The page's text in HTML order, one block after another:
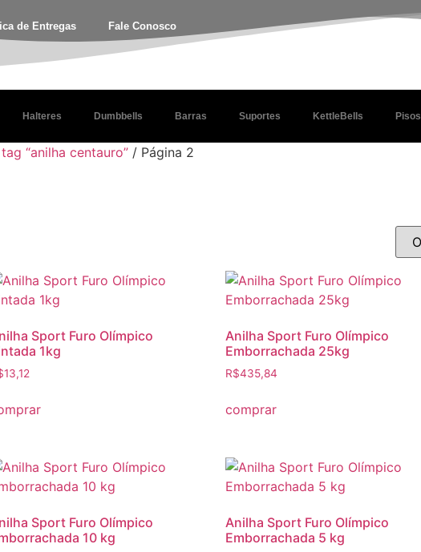
de Entregas Fale Conosco
Halteres Dumbbells Barras Suportes KettleBells Pisos
“anilha centauro” / Página 2
Sport Furo Olímpico
1kg
13,12
Anilha Sport Furo Olímpico
Emborrachada 25kg
R$435,84
comprar
Sport Furo Olímpico
10 kg
Anilha Sport Furo Olímpico
Emborrachada 5 kg